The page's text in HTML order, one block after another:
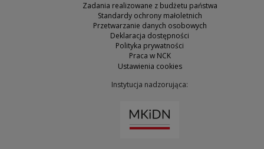
Zadania realizowane z budżetu państwa
Standardy ochrony małoletnich
Przetwarzanie danych osobowych
Deklaracja dostępności
Polityka prywatności
Praca w NCK
Ustawienia cookies
Instytucja nadzorująca: